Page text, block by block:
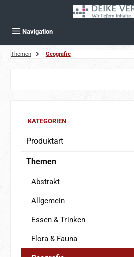
Navigation
Themen Geografie
KATEGORIEN
Produktart
Themen
Abstrakt
Allgemein
Essen & Trinken
Flora & Fauna